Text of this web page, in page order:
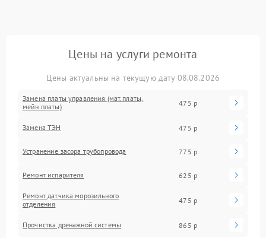
Цены на услуги ремонта
Цены актуальны на текущую дату 08.08.2026
Замена платы управления (мат.платы,
мейн платы)
475 р
Замена ТЭН 475 р
Устранение засора трубопровода 775 р
Ремонт испарителя 625 р
Ремонт датчика морозильного
отделения
475 р
Прочистка дренажной системы 865 р